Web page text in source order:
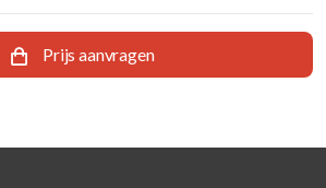
Prijs aanvragen